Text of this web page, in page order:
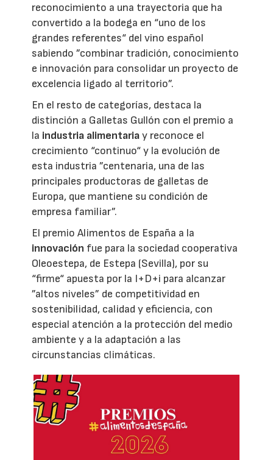
reconocimiento a una trayectoria que ha
convertido a la bodega en “uno de los
grandes referentes“ del vino español
sabiendo ”combinar tradición, conocimiento
e innovación para consolidar un proyecto de
excelencia ligado al territorio”.
En el resto de categorías, destaca la
distinción a Galletas Gullón con el premio a
la industria alimentariay reconoce el
crecimiento “continuo“ y la evolución de
esta industria ”centenaria, una de las
principales productoras de galletas de
Europa, que mantiene su condición de
empresa familiar”.
El premio Alimentos de España a la
innovación fue para la sociedad cooperativa
Oleoestepa, de Estepa (Sevilla), por su
“firme“ apuesta por la I+D+i para alcanzar
”altos niveles” de competitividad en
sostenibilidad, calidad y eficiencia, con
especial atención a la protección del medio
ambiente y a la adaptación a las
circunstancias climáticas.